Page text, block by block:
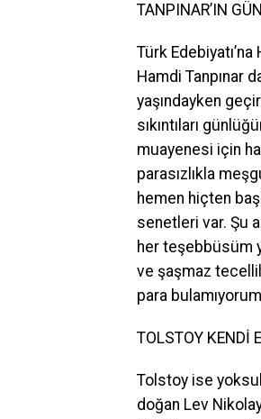
TANPINAR’IN
Türk
Hamdi Tanpınar
yaşındayken
sıkıntıları
muayenesi için
parasızlıkla
hemen hiçten
senetleri var. Şu
her teşebbüsüm
ve şaşmaz
para
TOLSTOY KENDİ
Tolstoy ise
doğan Lev